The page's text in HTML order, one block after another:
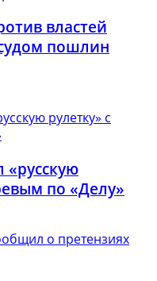
властей
пошлин
«русскую
по «Делу»